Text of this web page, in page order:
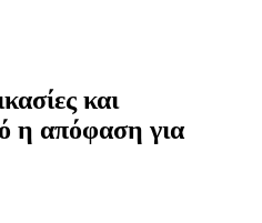
και
η απόφαση για